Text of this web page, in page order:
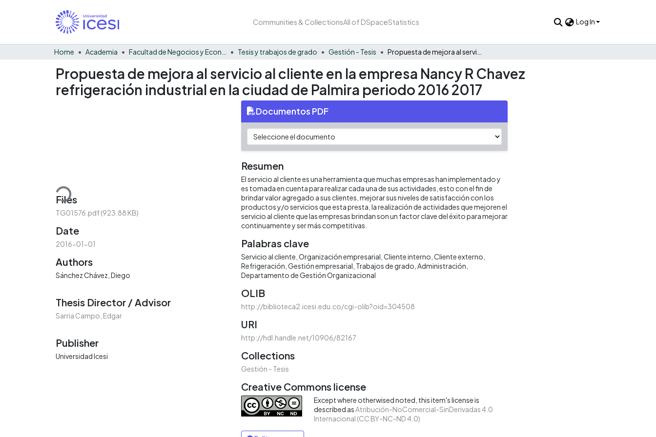
Communities & CollectionsAll of DSpaceStatistics Log In
Home Academia Tesis y trabajos de grado Gestión - Tesis
Propuesta de mejora al servicio al cliente en la empresa Nancy R Chavez
refrigeración industrial en la ciudad de Palmira periodo 2016 2017
Loading...
Files
TG01576.pdf(923.88 KB)
Date
2016-01-01
Authors
Sánchez Chávez, Diego
Thesis Director / Advisor
Sarria Campo, Edgar
Publisher
Universidad Icesi
Documentos PDF
Resumen
El servicio al cliente es una herramienta que muchas empresas han implementado y
es tomada en cuenta para realizar cada una de sus actividades, esto con el fin de
brindar valor agregado a sus clientes, mejorar sus niveles de satisfacción con los
productos y/o servicios que esta presta, la realización de actividades que mejoren el
servicio al cliente que las empresas brindan son un factor clave del éxito para mejorar
continuamente y ser más competitivas.
Palabras clave
Servicio al cliente Organización empresarial Cliente interno Cliente externo
Refrigeración Gestión empresarial Trabajos de grado Administración
Departamento de Gestión Organizacional
OLIB
http://biblioteca2.icesi.edu.co/cgi-olib?oid=304508
URI
http://hdl.handle.net/10906/82167
Collections
Gestión - Tesis
Creative Commons license
Except where otherwised noted, this item's license is
described as Atribución-NoComercial-SinDerivadas 4.0
Internacional (CC BY-NC-ND 4.0)